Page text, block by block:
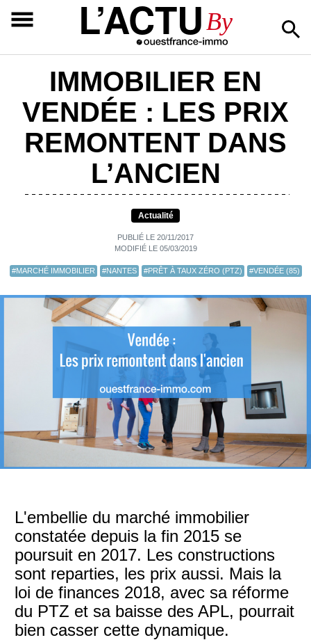
L’ACTUBy
IMMOBILIER EN
VENDÉE : LES PRIX
REMONTENT DANS
L’ANCIEN
Actualité
PUBLIÉ LE 20/11/2017
MODIFIÉ LE 05/03/2019
#MARCHÉ IMMOBILIER #NANTES #PRÊT À TAUX ZÉRO (PTZ) #VENDÉE (85)
L'embellie du marché immobilier
constatée depuis la fin 2015 se
poursuit en 2017. Les constructions
sont reparties, les prix aussi. Mais la
loi de finances 2018, avec sa réforme
du PTZ et sa baisse des APL, pourrait
bien casser cette dynamique.